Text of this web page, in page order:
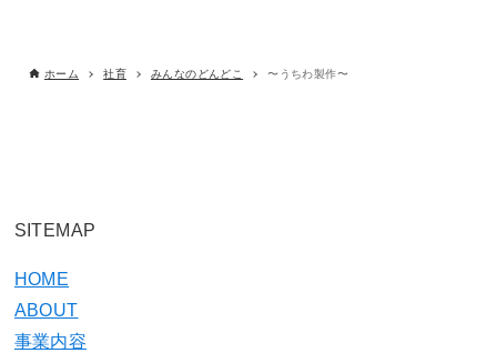
ホーム 社育 みんなのどんどこ 〜うちわ製作〜
SITEMAP
HOME
ABOUT
事業内容